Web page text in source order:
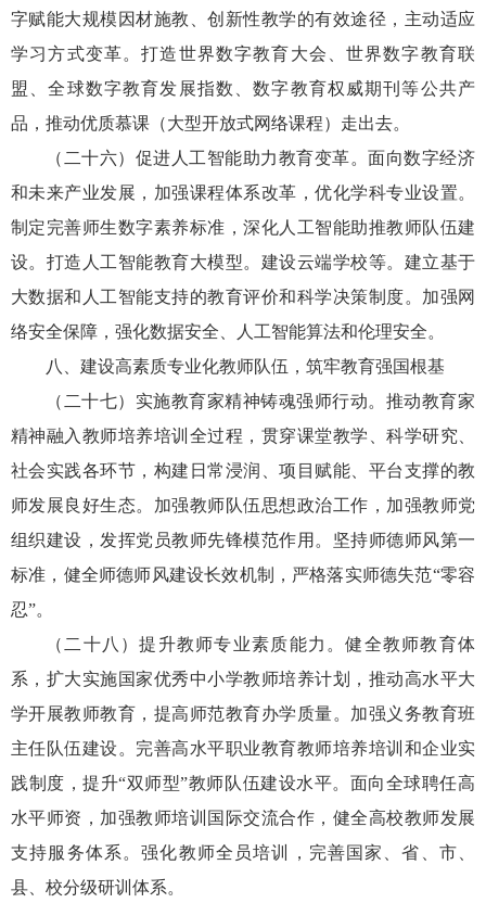
字赋能大规模因材施教、创新性教学的有效途径，主动适应
学习方式变革。打造世界数字教育大会、世界数字教育联
盟、全球数字教育发展指数、数字教育权威期刊等公共产
品，推动优质慕课（大型开放式网络课程）走出去。
（二十六）促进人工智能助力教育变革。面向数字经济
和未来产业发展，加强课程体系改革，优化学科专业设置。
制定完善师生数字素养标准，深化人工智能助推教师队伍建
设。打造人工智能教育大模型。建设云端学校等。建立基于
大数据和人工智能支持的教育评价和科学决策制度。加强网
络安全保障，强化数据安全、人工智能算法和伦理安全。
八、建设高素质专业化教师队伍，筑牢教育强国根基
（二十七）实施教育家精神铸魂强师行动。推动教育家
精神融入教师培养培训全过程，贯穿课堂教学、科学研究、
社会实践各环节，构建日常浸润、项目赋能、平台支撑的教
师发展良好生态。加强教师队伍思想政治工作，加强教师党
组织建设，发挥党员教师先锋模范作用。坚持师德师风第一
标准，健全师德师风建设长效机制，严格落实师德失范“零容
忍”。
（二十八）提升教师专业素质能力。健全教师教育体
系，扩大实施国家优秀中小学教师培养计划，推动高水平大
学开展教师教育，提高师范教育办学质量。加强义务教育班
主任队伍建设。完善高水平职业教育教师培养培训和企业实
践制度，提升“双师型”教师队伍建设水平。面向全球聘任高
水平师资，加强教师培训国际交流合作，健全高校教师发展
支持服务体系。强化教师全员培训，完善国家、省、市、
县、校分级研训体系。